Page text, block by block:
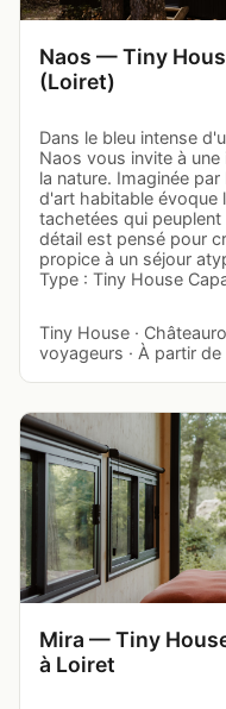
Naos — Tiny
(Loiret)
Dans le bleu intense
Naos vous invite à
la nature. Imaginée
d'art habitable évoque
tachetées qui
détail est pensé pour
propice à un séjour
Type : Tiny House
Tiny House ·
voyageurs · À partir
Mira — Tiny
à Loiret